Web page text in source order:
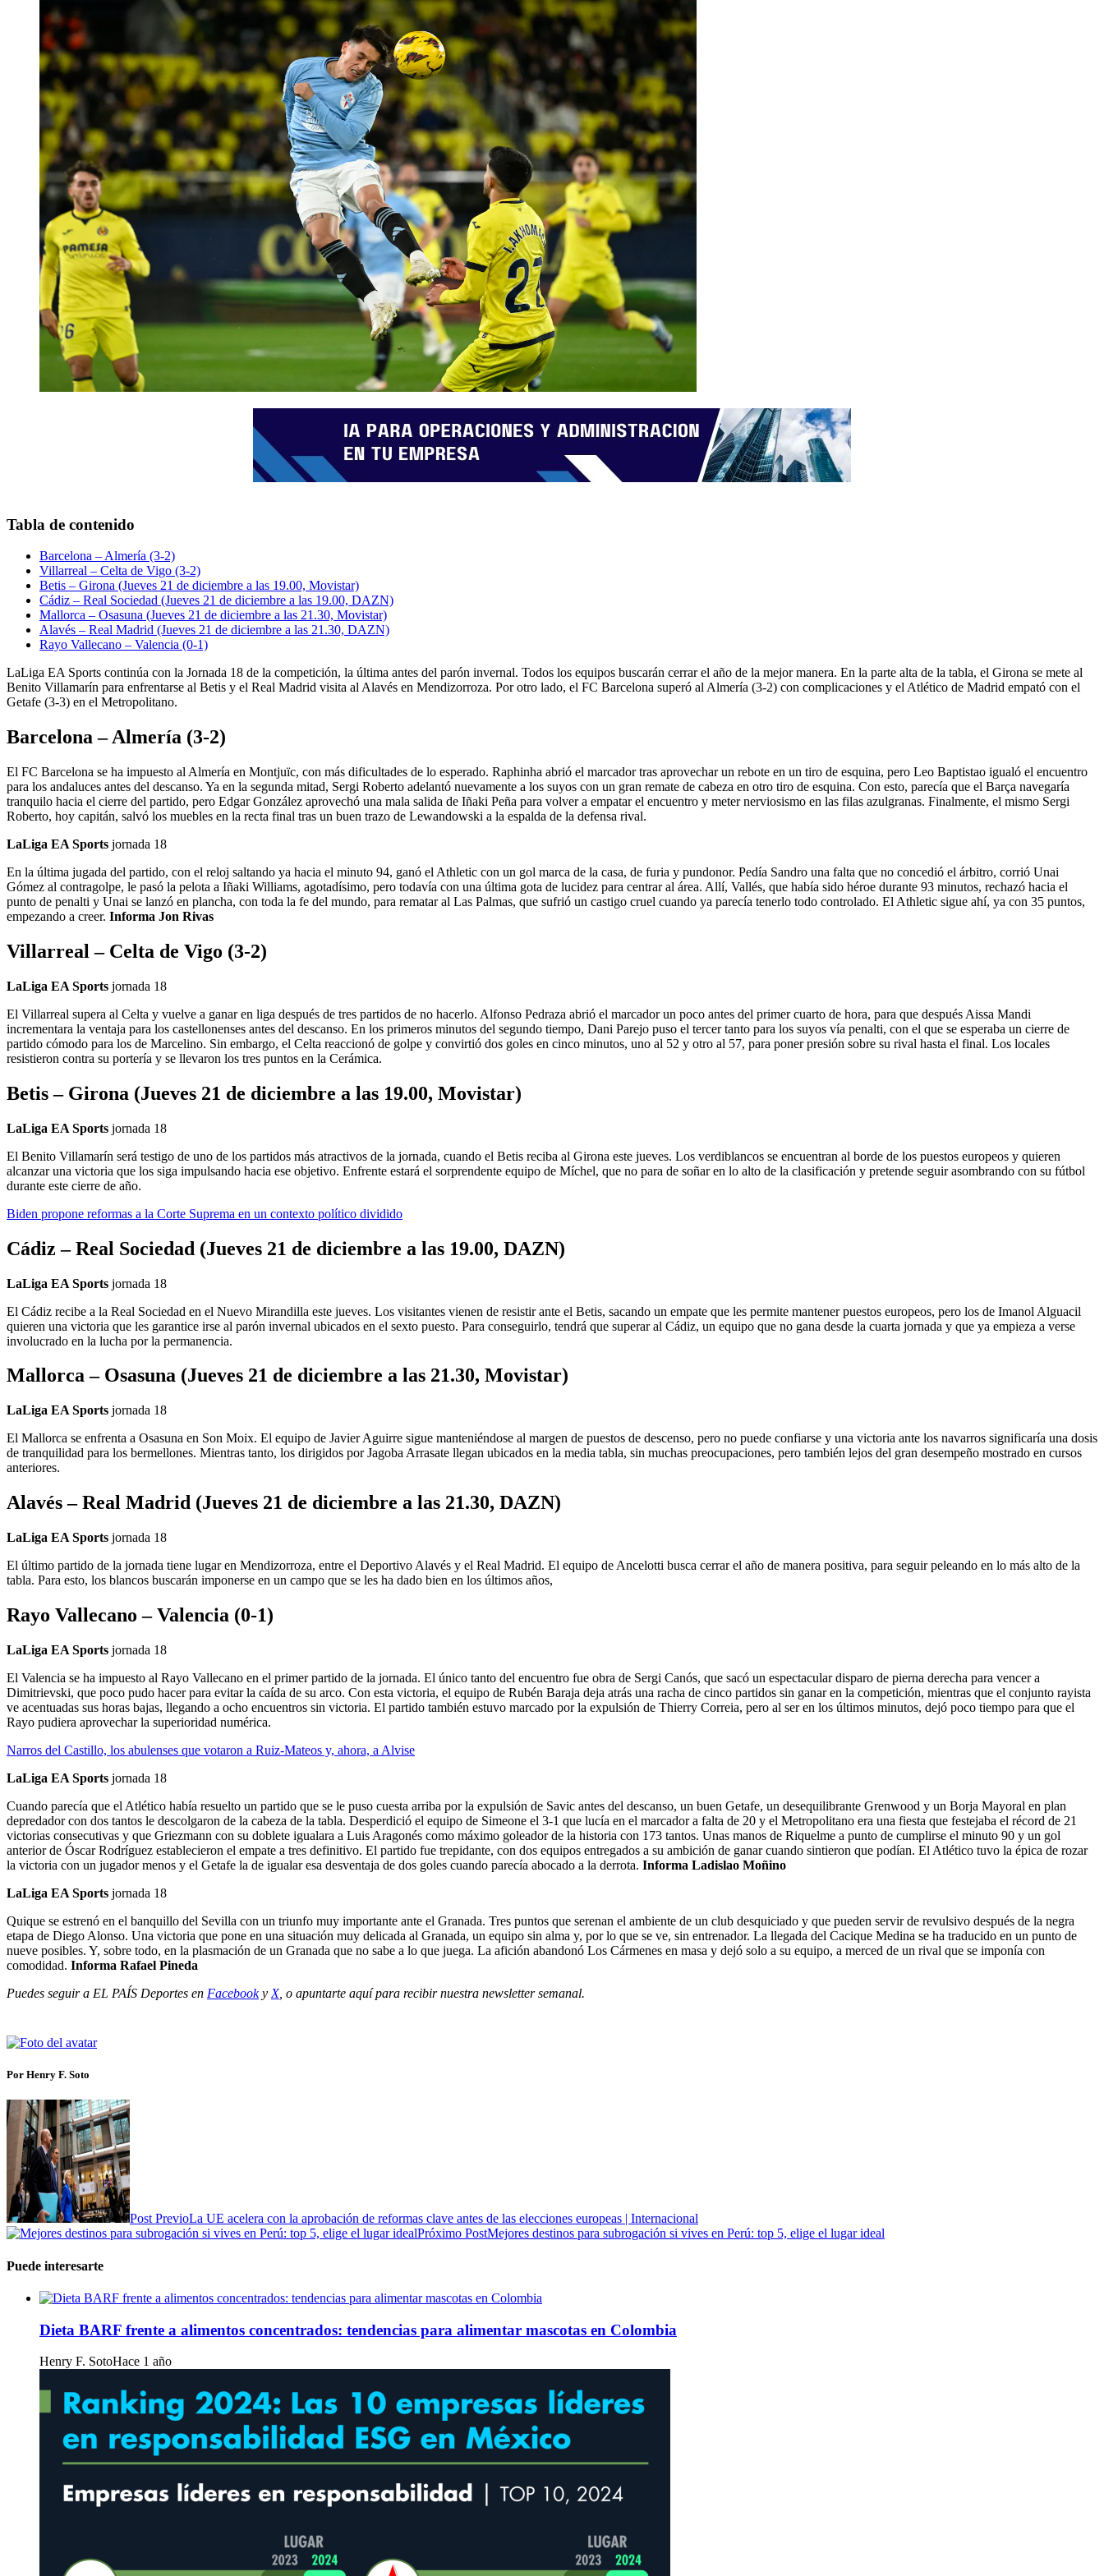
Tabla de contenido
Barcelona – Almería (3-2)
Villarreal – Celta de Vigo (3-2)
Betis – Girona (Jueves 21 de diciembre a las 19.00, Movistar)
Cádiz – Real Sociedad (Jueves 21 de diciembre a las 19.00, DAZN)
Mallorca – Osasuna (Jueves 21 de diciembre a las 21.30, Movistar)
Alavés – Real Madrid (Jueves 21 de diciembre a las 21.30, DAZN)
Rayo Vallecano – Valencia (0-1)
LaLiga EA Sports continúa con la Jornada 18 de la competición, la última antes del parón invernal. Todos los equipos buscarán cerrar el año de la mejor manera. En la parte alta de la tabla, el Girona se mete al
Benito Villamarín para enfrentarse al Betis y el Real Madrid visita al Alavés en Mendizorroza. Por otro lado, el FC Barcelona superó al Almería (3-2) con complicaciones y el Atlético de Madrid empató con el
Getafe (3-3) en el Metropolitano.
Barcelona – Almería (3-2)
El FC Barcelona se ha impuesto al Almería en Montjuïc, con más dificultades de lo esperado. Raphinha abrió el marcador tras aprovechar un rebote en un tiro de esquina, pero Leo Baptistao igualó el encuentro
para los andaluces antes del descanso. Ya en la segunda mitad, Sergi Roberto adelantó nuevamente a los suyos con un gran remate de cabeza en otro tiro de esquina. Con esto, parecía que el Barça navegaría
tranquilo hacia el cierre del partido, pero Edgar González aprovechó una mala salida de Iñaki Peña para volver a empatar el encuentro y meter nerviosismo en las filas azulgranas. Finalmente, el mismo Sergi
Roberto, hoy capitán, salvó los muebles en la recta final tras un buen trazo de Lewandowski a la espalda de la defensa rival.
LaLiga EA Sports jornada 18
En la última jugada del partido, con el reloj saltando ya hacia el minuto 94, ganó el Athletic con un gol marca de la casa, de furia y pundonor. Pedía Sandro una falta que no concedió el árbitro, corrió Unai
Gómez al contragolpe, le pasó la pelota a Iñaki Williams, agotadísimo, pero todavía con una última gota de lucidez para centrar al área. Allí, Vallés, que había sido héroe durante 93 minutos, rechazó hacia el
punto de penalti y Unai se lanzó en plancha, con toda la fe del mundo, para rematar al Las Palmas, que sufrió un castigo cruel cuando ya parecía tenerlo todo controlado. El Athletic sigue ahí, ya con 35 puntos,
empezando a creer. Informa Jon Rivas
Villarreal – Celta de Vigo (3-2)
LaLiga EA Sports jornada 18
El Villarreal supera al Celta y vuelve a ganar en liga después de tres partidos de no hacerlo. Alfonso Pedraza abrió el marcador un poco antes del primer cuarto de hora, para que después Aissa Mandi
incrementara la ventaja para los castellonenses antes del descanso. En los primeros minutos del segundo tiempo, Dani Parejo puso el tercer tanto para los suyos vía penalti, con el que se esperaba un cierre de
partido cómodo para los de Marcelino. Sin embargo, el Celta reaccionó de golpe y convirtió dos goles en cinco minutos, uno al 52 y otro al 57, para poner presión sobre su rival hasta el final. Los locales
resistieron contra su portería y se llevaron los tres puntos en la Cerámica.
Betis – Girona (Jueves 21 de diciembre a las 19.00, Movistar)
LaLiga EA Sports jornada 18
El Benito Villamarín será testigo de uno de los partidos más atractivos de la jornada, cuando el Betis reciba al Girona este jueves. Los verdiblancos se encuentran al borde de los puestos europeos y quieren
alcanzar una victoria que los siga impulsando hacia ese objetivo. Enfrente estará el sorprendente equipo de Míchel, que no para de soñar en lo alto de la clasificación y pretende seguir asombrando con su fútbol
durante este cierre de año.
Biden propone reformas a la Corte Suprema en un contexto político dividido
Cádiz – Real Sociedad (Jueves 21 de diciembre a las 19.00, DAZN)
LaLiga EA Sports jornada 18
El Cádiz recibe a la Real Sociedad en el Nuevo Mirandilla este jueves. Los visitantes vienen de resistir ante el Betis, sacando un empate que les permite mantener puestos europeos, pero los de Imanol Alguacil
quieren una victoria que les garantice irse al parón invernal ubicados en el sexto puesto. Para conseguirlo, tendrá que superar al Cádiz, un equipo que no gana desde la cuarta jornada y que ya empieza a verse
involucrado en la lucha por la permanencia.
Mallorca – Osasuna (Jueves 21 de diciembre a las 21.30, Movistar)
LaLiga EA Sports jornada 18
El Mallorca se enfrenta a Osasuna en Son Moix. El equipo de Javier Aguirre sigue manteniéndose al margen de puestos de descenso, pero no puede confiarse y una victoria ante los navarros significaría una dosis
de tranquilidad para los bermellones. Mientras tanto, los dirigidos por Jagoba Arrasate llegan ubicados en la media tabla, sin muchas preocupaciones, pero también lejos del gran desempeño mostrado en cursos
anteriores.
Alavés – Real Madrid (Jueves 21 de diciembre a las 21.30, DAZN)
LaLiga EA Sports jornada 18
El último partido de la jornada tiene lugar en Mendizorroza, entre el Deportivo Alavés y el Real Madrid. El equipo de Ancelotti busca cerrar el año de manera positiva, para seguir peleando en lo más alto de la
tabla. Para esto, los blancos buscarán imponerse en un campo que se les ha dado bien en los últimos años,
Rayo Vallecano – Valencia (0-1)
LaLiga EA Sports jornada 18
El Valencia se ha impuesto al Rayo Vallecano en el primer partido de la jornada. El único tanto del encuentro fue obra de Sergi Canós, que sacó un espectacular disparo de pierna derecha para vencer a
Dimitrievski, que poco pudo hacer para evitar la caída de su arco. Con esta victoria, el equipo de Rubén Baraja deja atrás una racha de cinco partidos sin ganar en la competición, mientras que el conjunto rayista
ve acentuadas sus horas bajas, llegando a ocho encuentros sin victoria. El partido también estuvo marcado por la expulsión de Thierry Correia, pero al ser en los últimos minutos, dejó poco tiempo para que el
Rayo pudiera aprovechar la superioridad numérica.
Narros del Castillo, los abulenses que votaron a Ruiz-Mateos y, ahora, a Alvise
LaLiga EA Sports jornada 18
Cuando parecía que el Atlético había resuelto un partido que se le puso cuesta arriba por la expulsión de Savic antes del descanso, un buen Getafe, un desequilibrante Grenwood y un Borja Mayoral en plan
depredador con dos tantos le descolgaron de la cabeza de la tabla. Desperdició el equipo de Simeone el 3-1 que lucía en el marcador a falta de 20 y el Metropolitano era una fiesta que festejaba el récord de 21
victorias consecutivas y que Griezmann con su doblete igualara a Luis Aragonés como máximo goleador de la historia con 173 tantos. Unas manos de Riquelme a punto de cumplirse el minuto 90 y un gol
anterior de Óscar Rodríguez establecieron el empate a tres definitivo. El partido fue trepidante, con dos equipos entregados a su ambición de ganar cuando sintieron que podían. El Atlético tuvo la épica de rozar
la victoria con un jugador menos y el Getafe la de igualar esa desventaja de dos goles cuando parecía abocado a la derrota. Informa Ladislao Moñino
LaLiga EA Sports jornada 18
Quique se estrenó en el banquillo del Sevilla con un triunfo muy importante ante el Granada. Tres puntos que serenan el ambiente de un club desquiciado y que pueden servir de revulsivo después de la negra
etapa de Diego Alonso. Una victoria que pone en una situación muy delicada al Granada, un equipo sin alma y, por lo que se ve, sin entrenador. La llegada del Cacique Medina se ha traducido en un punto de
nueve posibles. Y, sobre todo, en la plasmación de un Granada que no sabe a lo que juega. La afición abandonó Los Cármenes en masa y dejó solo a su equipo, a merced de un rival que se imponía con
comodidad. Informa Rafael Pineda
Puedes seguir a EL PAÍS Deportes en Facebooky X, o apuntarte aquí para recibirnuestra newsletter semanal.
Por Henry F. Soto
Post PrevioLa UE acelera con la aprobación de reformas clave antes de las elecciones europeas | Internacional
Próximo PostMejores destinos para subrogación si vives en Perú: top 5, elige el lugar ideal
Puede interesarte
Dieta BARF frente a alimentos concentrados: tendencias para alimentar mascotas en Colombia
Henry F. SotoHace 1 año